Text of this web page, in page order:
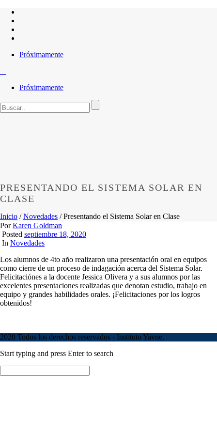
Próximamente
Próximamente
PRESENTANDO EL SISTEMA SOLAR EN
CLASE
Inicio /Novedades / Presentando el Sistema Solar en Clase
PorKaren Goldman
Posted septiembre 18, 2020
In Novedades
Los alumnos de 4to año realizaron una presentación oral en equipos
como cierre de un proceso de indagación acerca del Sistema Solar.
Felicitaciónes a la docente Jessica Olivera y a sus alumnos por las
excelentes presentaciones realizadas que denotan estudio, trabajo en
equipo y grandes habilidades orales. ¡Felicitaciones por los logros
obtenidos!
2020 Todos los derechos reservados - Instituto Yavne.
Start typing and press Enter to search